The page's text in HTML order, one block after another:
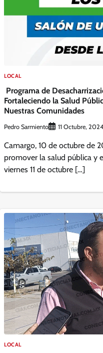
LOCAL
Programa de
Fortaleciendo la Salud
Nuestras Comunidades
Pedro Sarmiento 11 Octubre, 2024
Camargo, 10 de octubre de
promover la salud pública y
viernes 11 de octubre […]
LOCAL